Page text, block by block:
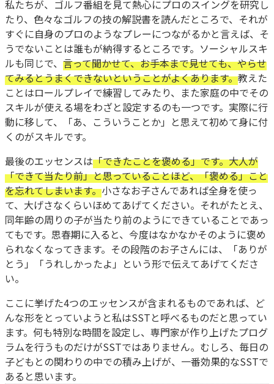
私たちが、ゴルフ番組を見て熱心にプロのスイングを研究し
たり、色々なゴルフの技の解説書を読んだところで、それが
すぐに自身のプロのようなプレーにつながるかと言えば、そ
うでないことは誰もが納得するところです。ソーシャルスキ
ルも同じで、 言って聞かせて、お手本まで見せても、やらせ
てみるとうまくできないということがよくあります。教えた
ことはロールプレイで練習してみたり、また家庭の中でその
スキルが使える場をわざと設定するのも一つです。実際に行
動に移して、「あ、こういうことか」と思えて初めて身に付
くのがスキルです。
最後のエッセンスは「できたことを褒める」です。大人が
「できて当たり前」と思っていることほど、「褒める」こと
を忘れてしまいます。小さなお子さんであれば全身を使っ
て、大げさなくらいほめてあげてください。それがたとえ、
同年齢の周りの子が当たり前のようにできていることであっ
てもです。思春期に入ると、今度はなかなかそのように褒め
られなくなってきます。その段階のお子さんには、「ありが
とう」「うれしかったよ」という形で伝えてあげてくださ
い。
ここに挙げた4つのエッセンスが含まれるものであれば、ど
んな形をとっていようと私はSSTと呼べるものだと思ってい
ます。何も特別な時間を設定し、専門家が作り上げたプログ
ラムを行うものだけがSSTではありません。むしろ、毎日の
子どもとの関わりの中での積み上げが、一番効果的なSSTで
あると思います。